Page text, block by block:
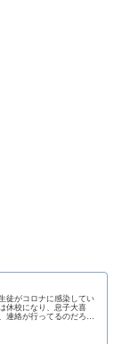
徒がコロナに感染してい
休校になり、息子大喜
連絡が行ってるのだろう